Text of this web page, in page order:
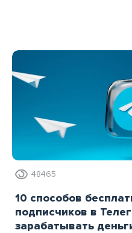
48465
10 способов
подписчиков в
зарабатывать